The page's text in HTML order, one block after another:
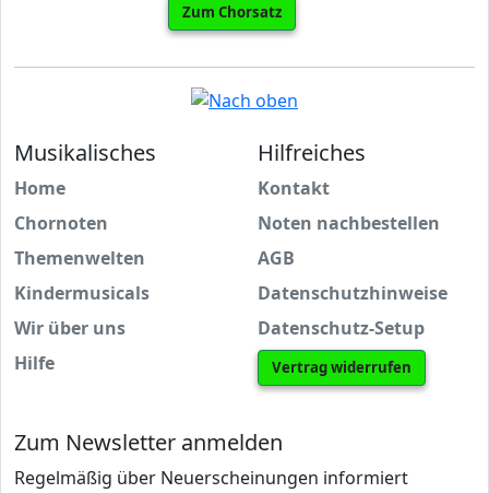
Zum Chorsatz
Musikalisches
Home
Chornoten
Themenwelten
Kindermusicals
Wir über uns
Hilfe
Hilfreiches
Kontakt
Noten nachbestellen
AGB
Datenschutzhinweise
Datenschutz-Setup
Vertrag widerrufen
Zum Newsletter anmelden
Regelmäßig über Neuerscheinungen informiert